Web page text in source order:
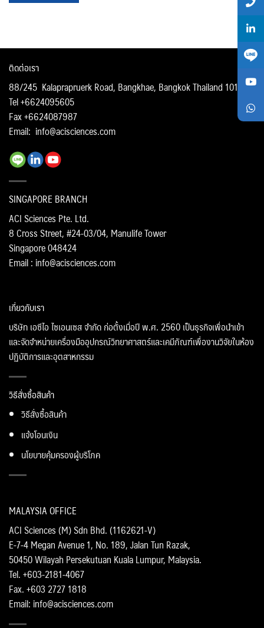
ติดต่อเรา
88/245 Kalaprapruerk Road, Bangkhae, Bangkok Thailand 10160
Tel +6624095605
Fax +6624087987
Email: info@acisciences.com
SINGAPORE BRANCH
ACI Sciences Pte. Ltd.
8 Cross Street, #24-03/04, Manulife Tower
Singapore 048424
Email : info@acisciences.com
MALAYSIA OFFICE
ACI Sciences (M) Sdn Bhd. (1162621-V)
E-7-4 Megan Avenue 1, No. 189, Jalan Tun Razak,
50450 Wilayah Persekutuan Kuala Lumpur, Malaysia.
Tel. +603-2181-4067
Fax. +603 2727 1818
Email: info@acisciences.com
เกี่ยวกับเรา
บริษัท เอซีไอ ไซเอนเซส จำกัด ก่อตั้งเมื่อปี พ.ศ. 2560 เป็นธุรกิจเพื่อนำเข้า
และจัดจำหน่ายเครื่องมืออุปกรณ์วิทยาศาสตร์และเคมีภัณฑ์เพื่องานวิจัยในห้อง
ปฏิบัติการและอุตสาหกรรม
วิธีสั่งซื้อสินค้า
วิธีสั่งซื้อสินค้า
แจ้งโอนเงิน
นโยบายคุ้มครองผู้บริโภค